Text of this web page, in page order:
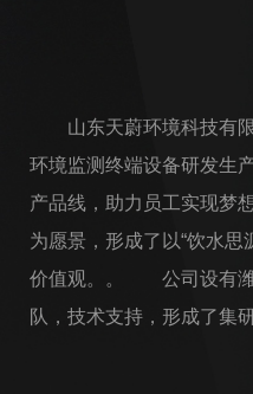
山东天蔚环境科技有限
环境监测终端设备研发
产品线，助力员工实现梦
为愿景，形成了以“饮水
价值观。。 公司设有潍
队，技术支持，形成了集